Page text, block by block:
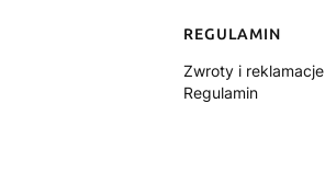
REGULAMIN
Zwroty i reklamacje
Regulamin